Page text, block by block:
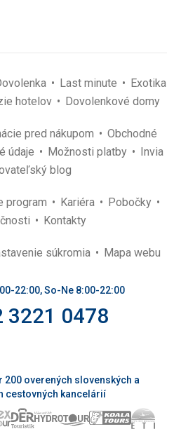
Last minute
Exotika
hotelov Dovolenkové domy
pred nákupom
Obchodné
údaje Možnosti platby
Invia
blog
program Kariéra
Pobočky
Kontakty
súkromia Mapa webu
22:00, So-Ne 8:00-22:00
3221 0478
200 overených slovenských a
cestovných kancelárií